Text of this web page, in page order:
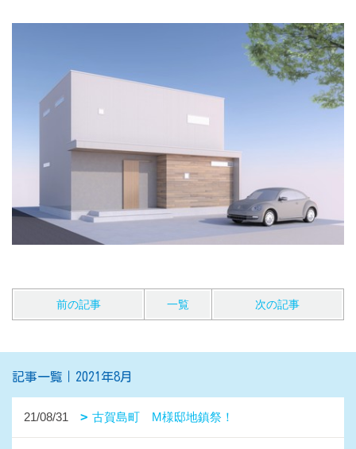
前の記事 一覧 次の記事
記事一覧｜2021年8月
21/08/31 古賀島町 M様邸地鎮祭！